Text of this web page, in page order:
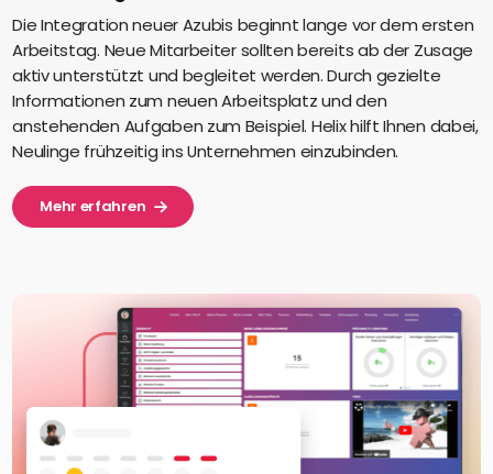
Die Integration neuer Azubis beginnt lange vor dem ersten
Arbeitstag. Neue Mitarbeiter sollten bereits ab der Zusage
aktiv unterstützt und begleitet werden. Durch gezielte
Informationen zum neuen Arbeitsplatz und den
anstehenden Aufgaben zum Beispiel. Helix hilft Ihnen dabei,
Neulinge frühzeitig ins Unternehmen einzubinden.
Mehr erfahren